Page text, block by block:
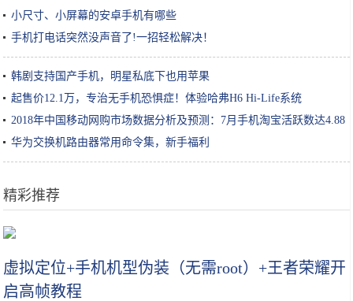
小尺寸、小屏幕的安卓手机有哪些
手机打电话突然没声音了!一招轻松解决！
韩剧支持国产手机，明星私底下也用苹果
起售价12.1万，专治无手机恐惧症！体验哈弗H6 Hi-Life系统
2018年中国移动网购市场数据分析及预测：7月手机淘宝活跃数达4.88
亿人
华为交换机路由器常用命令集，新手福利
精彩推荐
虚拟定位+手机机型伪装（无需root）+王者荣耀开
启高帧教程